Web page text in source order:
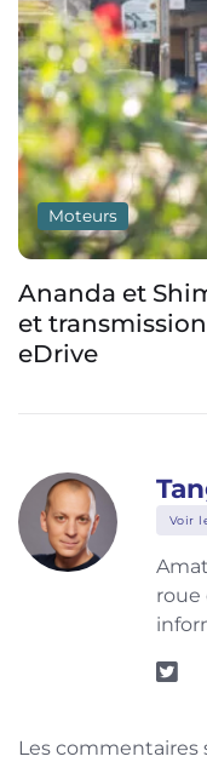
Moteurs
Avinox MG
moteur à
promet la fin
Voir
roue
Les commentaires